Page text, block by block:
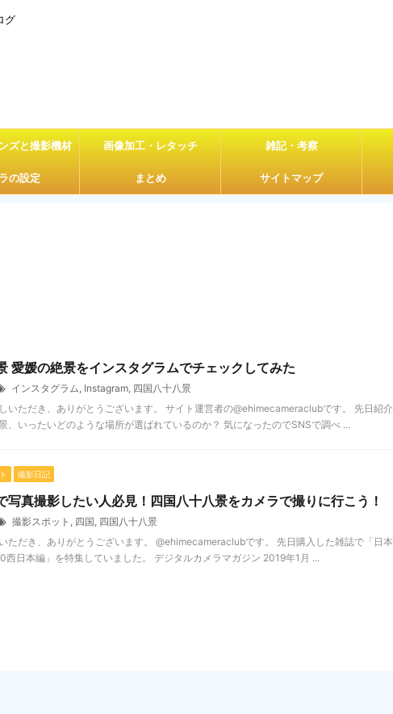
グ
ズと撮影機材 画像加工・レタッチ 雑記・考察
の設定 まとめ サイトマップ
愛媛の絶景をインスタグラムでチェックしてみた
インスタグラム, Instagram, 四国八十八景
いただき、ありがとうございます。 サイト運営者の@ehimecameraclubです。 先日紹介
、いったいどのような場所が選ばれているのか？ 気になったのでSNSで調べ ...
撮影日記
写真撮影したい人必見！四国八十八景をカメラで撮りに行こう！
撮影スポット , 四国, 四国八十八景
ただき、ありがとうございます。 @ehimecameraclubです。 先日購入した雑誌で「日本
西日本編」を特集していました。 デジタルカメラマガジン 2019年1月 ...